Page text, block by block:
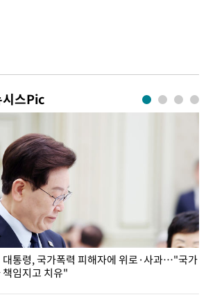
스Pic
대통령, 국가폭력 피해자에 위로·사과…"국가
책임지고 치유"